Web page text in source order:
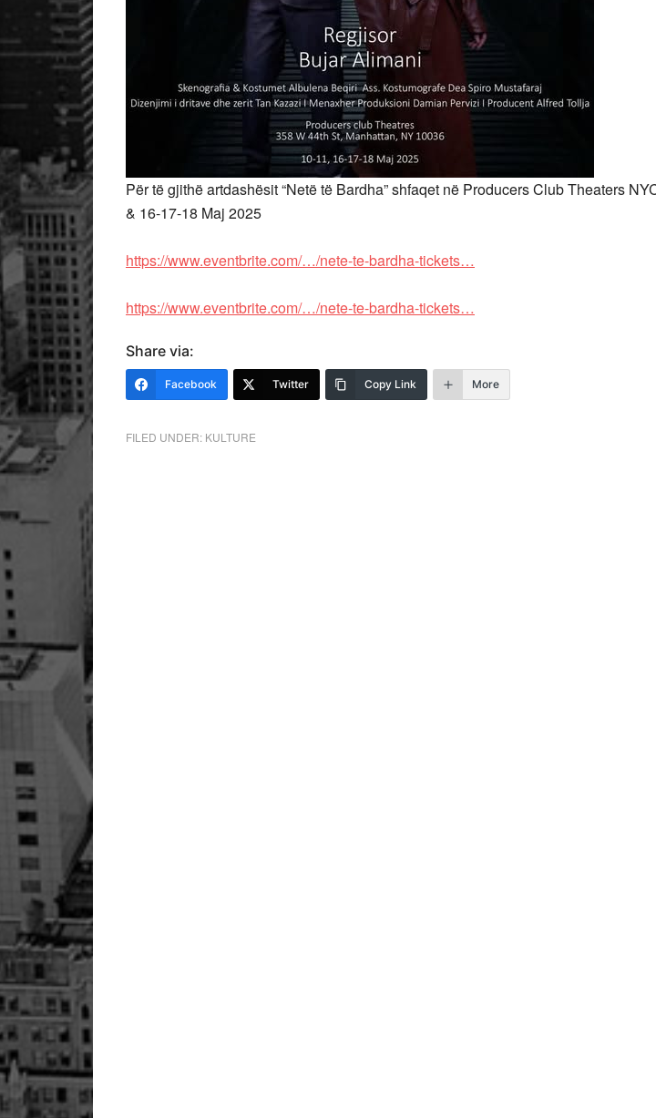
Për të gjithë artdashësit “Netë të Bardha” shfaqet në Producers Club Theaters
& 16-17-18 Maj 2025
https://www.eventbrite.com/…/nete-te-bardha-tickets…
https://www.eventbrite.com/…/nete-te-bardha-tickets…
Share via:
Facebook Twitter Copy Link More
FILED UNDER: KULTURE